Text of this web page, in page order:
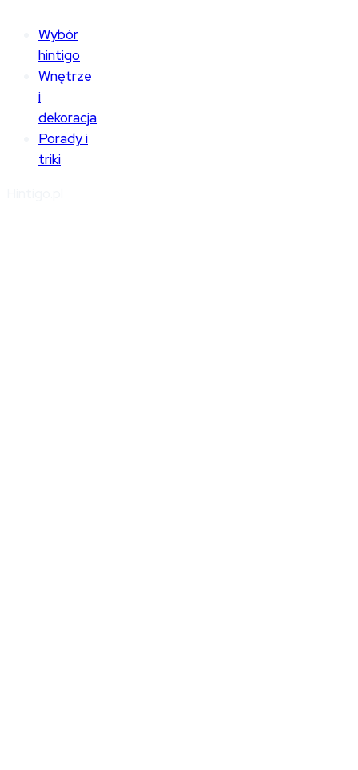
Wybór
hintigo
Wnętrze
i
dekoracja
Porady i
triki